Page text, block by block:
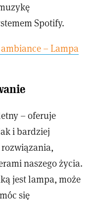
Spotify.
– Lampa
– oferuje
i bardziej
naszego życia.
jest lampa, może
się